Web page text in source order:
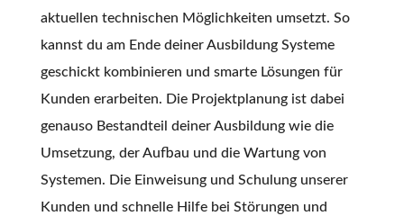
aktuellen technischen Möglichkeiten umsetzt. So
kannst du am Ende deiner Ausbildung Systeme
geschickt kombinieren und smarte Lösungen für
Kunden erarbeiten. Die Projektplanung ist dabei
genauso Bestandteil deiner Ausbildung wie die
Umsetzung, der Aufbau und die Wartung von
Systemen. Die Einweisung und Schulung unserer
Kunden und schnelle Hilfe bei Störungen und